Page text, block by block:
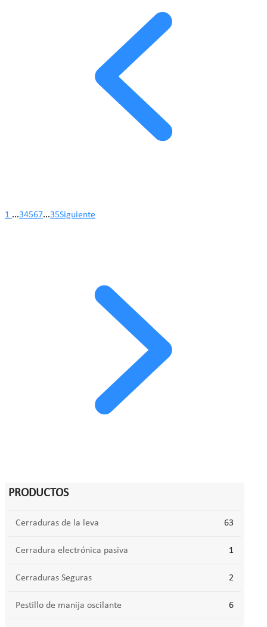
1 ...34567...35Siguiente
PRODUCTOS
Cerraduras de la leva 63
Cerradura electrónica pasiva 1
Cerraduras Seguras 2
Pestillo de manija oscilante 6